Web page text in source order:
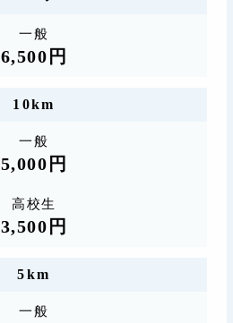
一般
6,500円
10km
一般
5,000円
高校生
3,500円
5km
一般